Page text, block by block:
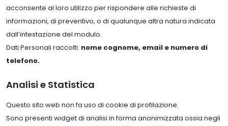
acconsente al loro utilizzo per rispondere alle richieste di
informazioni, di preventivo, o di qualunque altra natura indicata
dall’intestazione del modulo.
Dati Personali raccolti: nome cognome, email e numero di
telefono.
Analisi e Statistica
Questo sito web non fa uso di cookie di profilazione.
Sono presenti widget di analisi in forma anonimizzata ossia negli